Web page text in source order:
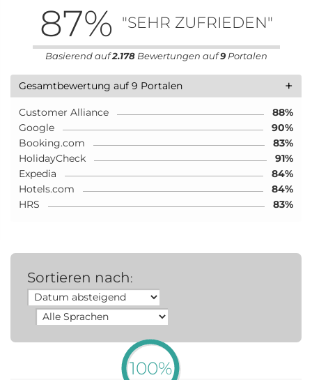
87% "SEHR ZUFRIEDEN"
Basierend auf2.178Bewertungen auf9Portalen
+
Gesamtbewertung auf 9 Portalen
Customer Alliance
88%
Google
90%
Booking.com
83%
HolidayCheck
91%
Expedia
84%
Hotels.com
84%
HRS
83%
Sortieren nach:
100%